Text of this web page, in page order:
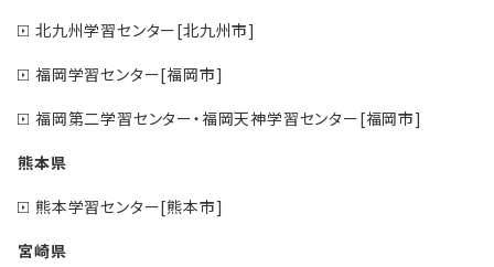
北九州学習センター[北九州市]
福岡学習センター[福岡市]
福岡第二学習センター・福岡天神学習センター[福岡市]
熊本県
熊本学習センター[熊本市]
宮崎県